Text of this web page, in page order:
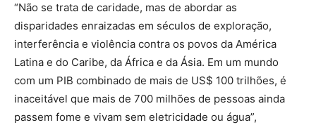
“Não se trata de caridade, mas de abordar as
disparidades enraizadas em séculos de exploração,
interferência e violência contra os povos da América
Latina e do Caribe, da África e da Ásia. Em um mundo
com um PIB combinado de mais de US$ 100 trilhões, é
inaceitável que mais de 700 milhões de pessoas ainda
passem fome e vivam sem eletricidade ou água”,